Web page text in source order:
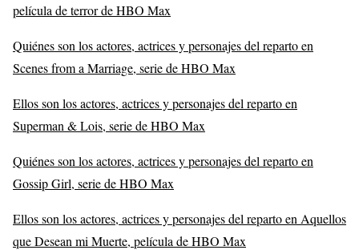
película de terror de HBO Max
Quiénes son los actores, actrices y personajes del reparto en
Scenes from a Marriage, serie de HBO Max
Ellos son los actores, actrices y personajes del reparto en
Superman & Lois, serie de HBO Max
Quiénes son los actores, actrices y personajes del reparto en
Gossip Girl, serie de HBO Max
Ellos son los actores, actrices y personajes del reparto en Aquellos
que Desean mi Muerte, película de HBO Max